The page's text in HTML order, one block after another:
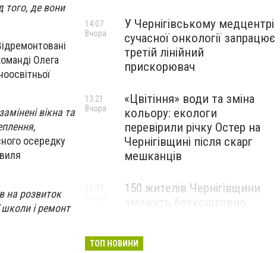
того, де вони
Олега
вікна та
осередку
на розвиток
школи і ремонт
У Чернігівському медцентрі
сучасної онкології запрацює
третій лінійний
прискорювач
14:07
Вчора
«Цвітіння» води та зміна
кольору: екологи
перевірили річку Остер на
Чернігівщині після скарг
мешканців
13:21
Вчора
150 жителів Чернігівщини
зможуть безкоштовно
ТОП НОВИНИ